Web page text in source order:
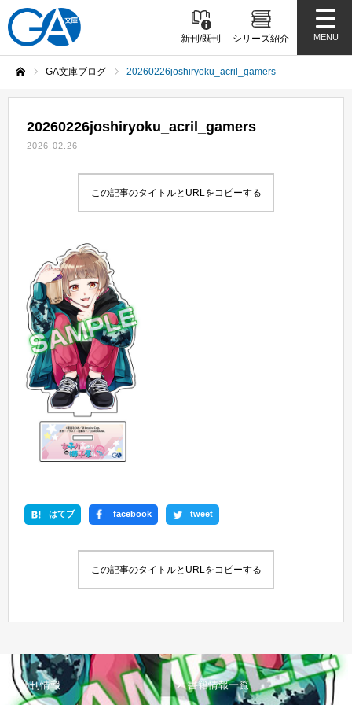
新刊/既刊 シリーズ紹介 MENU
GA文庫ブログ 20260226joshiryoku_acril_gamers
20260226joshiryoku_acril_gamers
2026.02.26
この記事のタイトルとURLをコピーする
はてブ facebook tweet
この記事のタイトルとURLをコピーする
新刊情報 書籍情報一覧